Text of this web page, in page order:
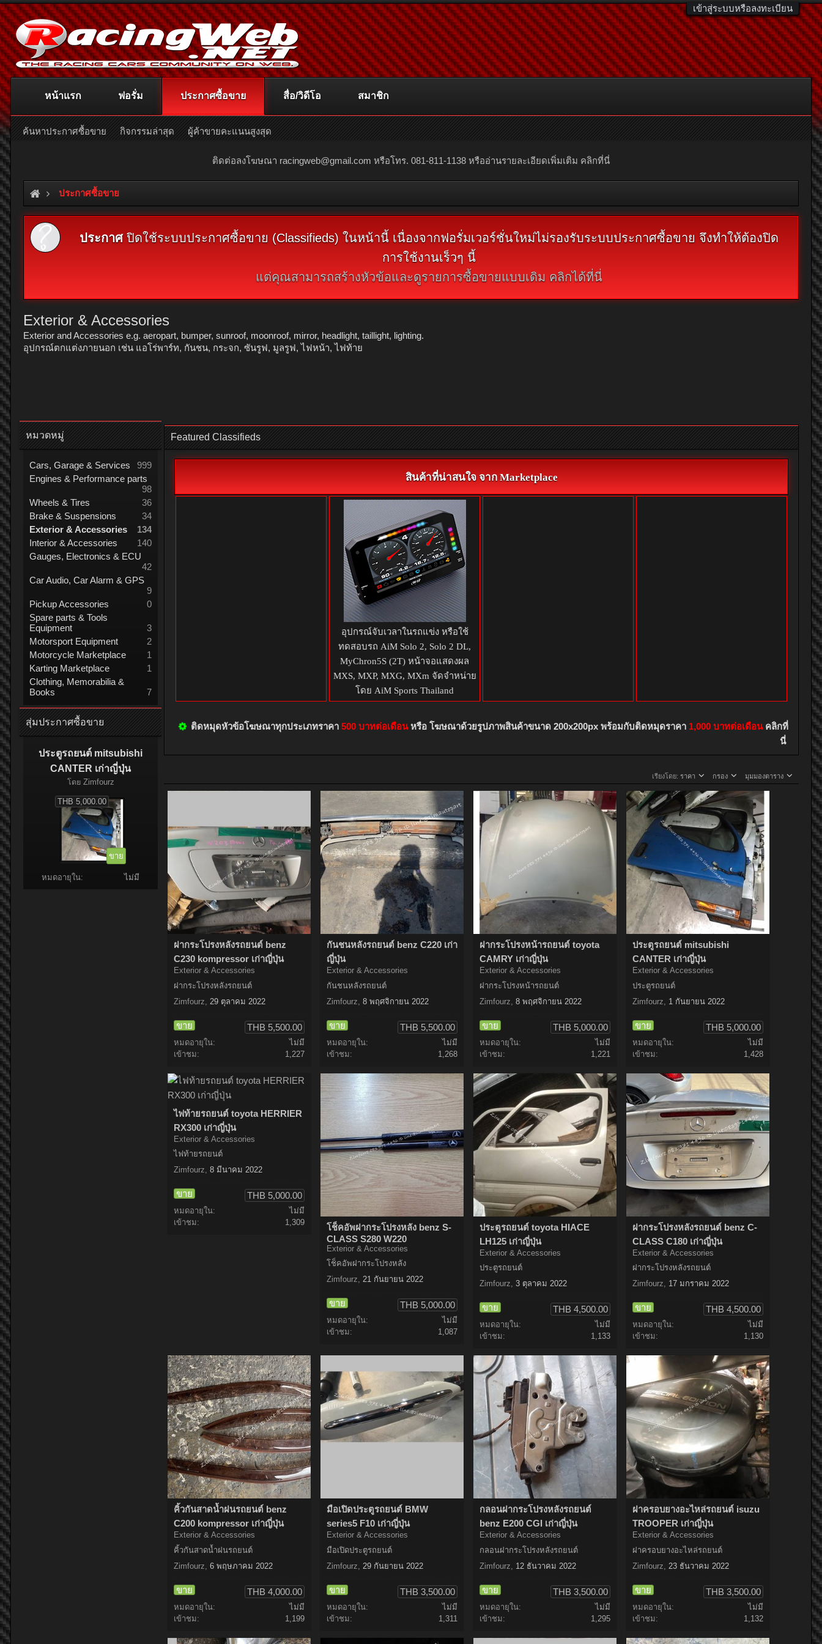
เข้าสู่ระบบหรือลงทะเบียน
ติดต่อลงโฆษณา racingweb@gmail.com หรือโทร. 081-811-1138 หรืออ่านรายละเอียดเพิ่มเติม คลิกที่นี่
ประกาศซื้อขาย
ประกาศปิดใช้ระบบประกาศซื้อขาย (Classifieds) ในหน้านี้ เนื่องจากฟอรั่มเวอร์ชั่นใหม่ไม่รองรับระบบประกาศซื้อขาย จึงทำให้ต้องปิด
การใช้งานเร็วๆ นี้
แต่คุณสามารถสร้างหัวข้อและดูรายการซื้อขายแบบเดิม คลิกได้ที่นี่
Exterior & Accessories
Exterior and Accessories e.g. aeropart, bumper, sunroof, moonroof, mirror, headlight, taillight, lighting.
อุปกรณ์ตกแต่งภายนอก เช่น แอโร่พาร์ท, กันชน, กระจก, ซันรูฟ, มูลรูฟ, ไฟหน้า, ไฟท้าย
หมวดหมู่
Cars, Garage & Services
999
Engines & Performance parts
98
Wheels & Tires
36
Brake & Suspensions
34
Exterior & Accessories
134
Interior & Accessories
140
Gauges, Electronics & ECU
42
Car Audio, Car Alarm & GPS
9
Pickup Accessories
0
Spare parts & Tools
Equipment
3
Motorsport Equipment
2
Motorcycle Marketplace
1
Karting Marketplace
1
Clothing, Memorabilia &
Books
7
สุ่มประกาศซื้อขาย
ประตูรถยนต์ mitsubishi
CANTER เก่าญี่ปุ่น
โดย Zimfourz
ขาย
THB 5,000.00
หมดอายุใน: ไม่มี
Featured Classifieds
สินค้าที่น่าสนใจ จาก Marketplace
อุปกรณ์จับเวลาในรถแข่ง หรือใช้
ทดสอบรถ AiM Solo 2, Solo 2 DL,
MyChron5S (2T) หน้าจอแสดงผล
MXS, MXP, MXG, MXm จัดจำหน่าย
โดย AiM Sports Thailand
ติดหมุดหัวข้อโฆษณาทุกประเภทราคา 500 บาทต่อเดือนหรือ โฆษณาด้วยรูปภาพสินค้าขนาด 200x200px พร้อมกับติดหมุดราคา 1,000 บาทต่อเดือนคลิกที่
นี่
เรียงโดย: ราคา กรอง มุมมองตาราง
ฝากระโปรงหลังรถยนต์ benz
C230 kompressor เก่าญี่ปุ่น
Exterior & Accessories
ฝากระโปรงหลังรถยนต์
Zimfourz
29 ตุลาคม 2022
ขาย THB 5,500.00
หมดอายุใน:
ไม่มี
เข้าชม:
1,227
กันชนหลังรถยนต์ benz C220 เก่า
ญี่ปุ่น
Exterior & Accessories
กันชนหลังรถยนต์
Zimfourz 8 พฤศจิกายน 2022
ขาย THB 5,500.00
หมดอายุใน:
ไม่มี
เข้าชม:
1,268
ฝากระโปรงหน้ารถยนต์ toyota
CAMRY เก่าญี่ปุ่น
Exterior & Accessories
ฝากระโปรงหน้ารถยนต์
Zimfourz 8 พฤศจิกายน 2022
ขาย THB 5,000.00
หมดอายุใน:
ไม่มี
เข้าชม:
1,221
ประตูรถยนต์ mitsubishi
CANTER เก่าญี่ปุ่น
Exterior & Accessories
ประตูรถยนต์
Zimfourz
1 กันยายน 2022
ขาย THB 5,000.00
หมดอายุใน:
ไม่มี
เข้าชม:
1,428
ไฟท้ายรถยนต์ toyota HERRIER
RX300 เก่าญี่ปุ่น
Exterior & Accessories
ไฟท้ายรถยนต์
Zimfourz, 8 มีนาคม 2022
ขาย THB 5,000.00
หมดอายุใน:
ไม่มี
เข้าชม:
1,309
โช็คอัพฝากระโปรงหลัง benz S-
CLASS S280 W220
Exterior & Accessories
โช็คอัพฝากระโปรงหลัง
Zimfourz, 21 กันยายน 2022
ขาย THB 5,000.00
หมดอายุใน:
ไม่มี
เข้าชม:
1,087
ประตูรถยนต์ toyota HIACE
LH125 เก่าญี่ปุ่น
Exterior & Accessories
ประตูรถยนต์
Zimfourz, 3 ตุลาคม 2022
ขาย THB 4,500.00
หมดอายุใน:
ไม่มี
เข้าชม:
1,133
ฝากระโปรงหลังรถยนต์ benz C-
CLASS C180 เก่าญี่ปุ่น
Exterior & Accessories
ฝากระโปรงหลังรถยนต์
Zimfourz, 17 มกราคม 2022
ขาย THB 4,500.00
หมดอายุใน:
ไม่มี
เข้าชม:
1,130
คิ้วกันสาดน้ำฝนรถยนต์ benz
C200 kompressor เก่าญี่ปุ่น
Exterior & Accessories
คิ้วกันสาดน้ำฝนรถยนต์
Zimfourz 6 พฤษภาคม 2022
ขาย THB 4,000.00
หมดอายุใน:
ไม่มี
เข้าชม:
1,199
มือเปิดประตูรถยนต์ BMW
series5 F10 เก่าญี่ปุ่น
Exterior & Accessories
มือเปิดประตูรถยนต์
Zimfourz
29 กันยายน 2022
ขาย THB 3,500.00
หมดอายุใน:
ไม่มี
เข้าชม:
1,311
กลอนฝากระโปรงหลังรถยนต์
benz E200 CGI เก่าญี่ปุ่น
Exterior & Accessories
กลอนฝากระโปรงหลังรถยนต์
Zimfourz
12 ธันวาคม 2022
ขาย THB 3,500.00
หมดอายุใน:
ไม่มี
เข้าชม:
1,295
ฝาครอบยางอะไหล่รถยนต์ isuzu
TROOPER เก่าญี่ปุ่น
Exterior & Accessories
ฝาครอบยางอะไหล่รถยนต์
Zimfourz
23 ธันวาคม 2022
ขาย THB 3,500.00
หมดอายุใน:
ไม่มี
เข้าชม:
1,132
หน้าแรก ฟอรั่ม ประกาศซื้อขาย
ค้นหาประกาศซื้อขาย กิจกรรมล่าสุด ผู้ค้าขายคะแนนสูงสุด
สื่อ/วิดีโอ สมาชิก